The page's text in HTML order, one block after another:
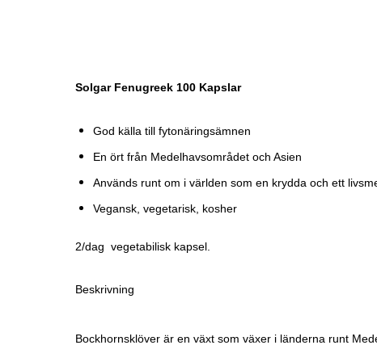
Solgar Fenugreek 100 Kapslar
God källa till fytonäringsämnen
En ört från Medelhavsområdet och Asien
Används runt om i världen som en krydda och ett
Vegansk, vegetarisk, kosher
2/dag vegetabilisk kapsel.
Beskrivning
Bockhornsklöver är en växt som växer i länderna runt